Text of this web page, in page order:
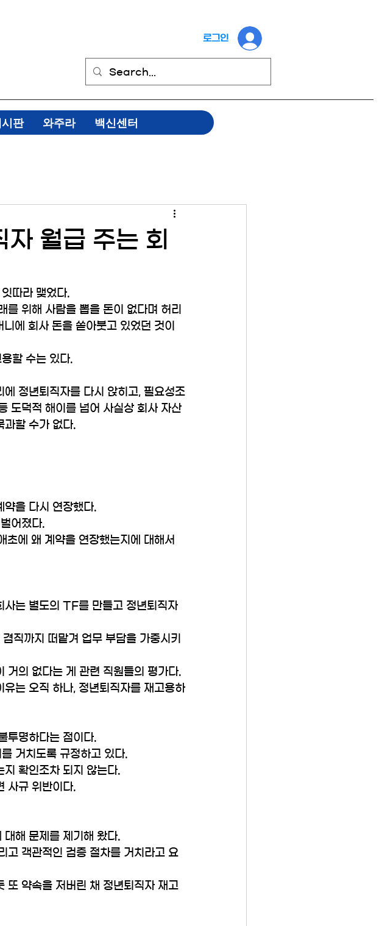
로그인
판 와주라 백신센터
월급 주는 회
따라 맺었다.
를 위해 사람을 뽑을 돈이 없다며 허리
에 회사 돈을 쏟아붓고 있었던 것이
할 수는 있다.
정년퇴직자를 다시 앉히고, 필요성조
도덕적 해이를 넘어 사실상 회사 자산
과할 수가 없다.
약을 다시 연장했다.
어졌다.
초에 왜 계약을 연장했는지에 대해서
사는 별도의 TF를 만들고 정년퇴직자
직까지 떠맡겨 업무 부담을 가중시키
거의 없다는 게 관련 직원들의 평가다.
는 오직 하나, 정년퇴직자를 재고용하
투명하다는 점이다.
거치도록 규정하고 있다.
지 확인조차 되지 않는다.
사규 위반이다.
대해 문제를 제기해 왔다.
고 객관적인 검증 절차를 거치라고 요
또 약속을 저버린 채 정년퇴직자 재고